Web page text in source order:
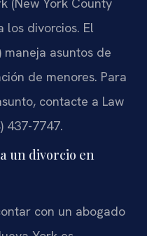
los divorcios. El
asuntos de
de menores. Para
contacte a Law
437-7747.
un divorcio en
con un abogado